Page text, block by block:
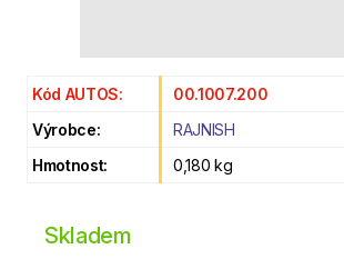
Kód AUTOS:
00.1007.200
Výrobce:
RAJNISH
Hmotnost:
0,180 kg
Skladem